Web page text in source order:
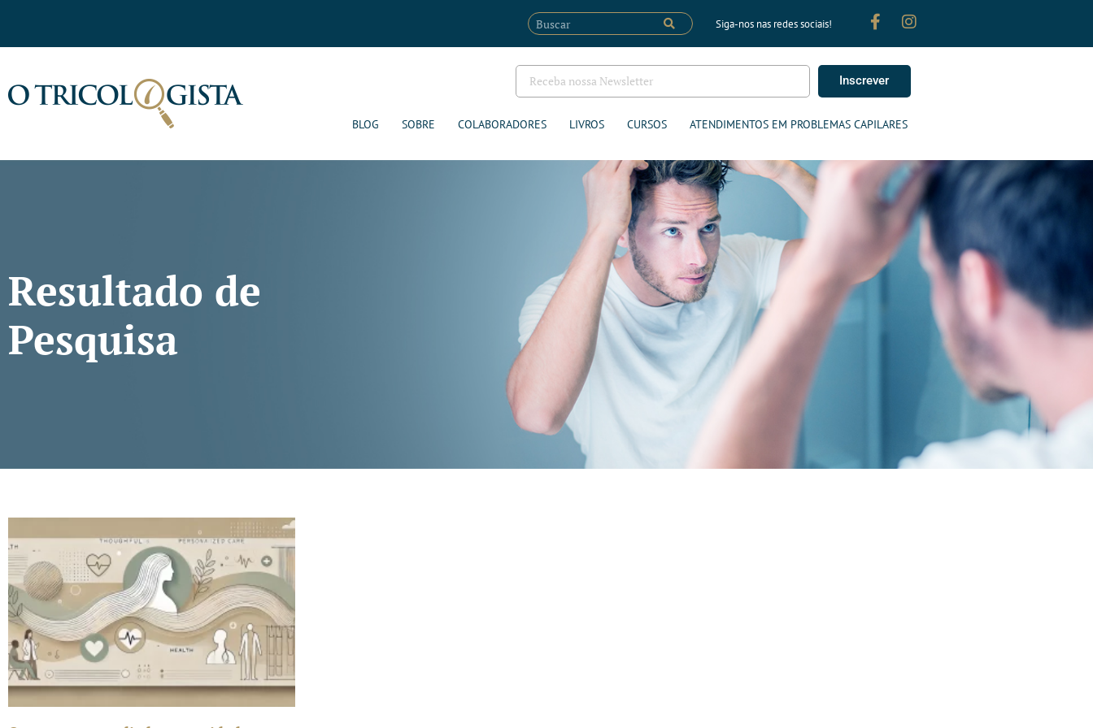
Siga-nos nas redes sociais!
Inscrever
BLOG SOBRE COLABORADORES LIVROS CURSOS ATENDIMENTOS EM PROBLEMAS CAPILARES
Resultado de
Pesquisa